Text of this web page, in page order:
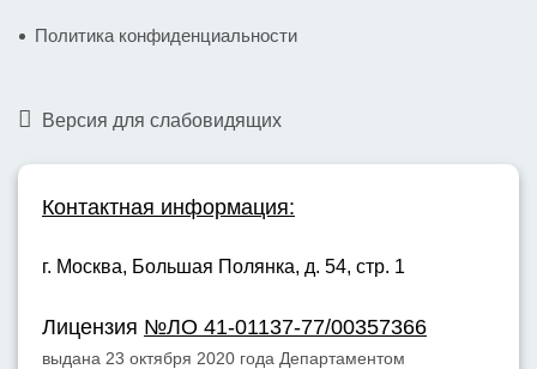
Политика конфиденциальности
Версия для слабовидящих
Контактная информация:
г. Москва, Большая Полянка, д. 54, стр. 1
Лицензия №ЛО 41-01137-77/00357366
выдана 23 октября 2020 года Департаментом